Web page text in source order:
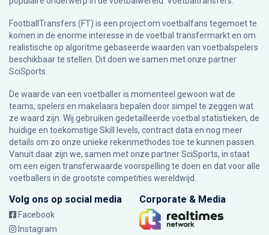
FootballTransfers (FT) is een project om voetbalfans tegemoet te
komen in de enorme interesse in de voetbal transfermarkt en om
realistische op algoritme gebaseerde waarden van voetbalspelers
beschikbaar te stellen. Dit doen we samen met onze partner
SciSports
De waarde van een voetballer is momenteel gewoon wat de
teams, spelers en makelaars bepalen door simpel te zeggen wat
ze waard zijn. Wij gebruiken gedetailleerde voetbal statistieken, de
huidige en toekomstige Skill levels, contract data en nog meer
details om zo onze unieke rekenmethodes toe te kunnen passen.
Vanuit daar zijn we, samen met onze partner SciSports, in staat
om een eigen transferwaarde voorspelling te doen en dat voor alle
voetballers in de grootste competities wereldwijd.
Volg ons op social media
Facebook
Instagram
Corporate & Media